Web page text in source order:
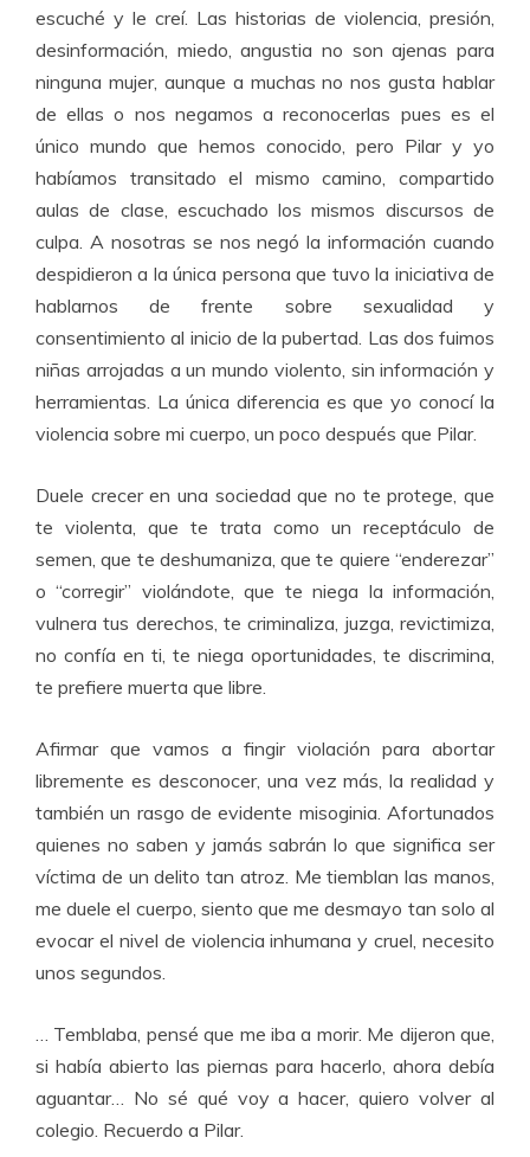
escuché y le creí. Las historias de violencia, presión,
desinformación, miedo, angustia no son ajenas para
ninguna mujer, aunque a muchas no nos gusta hablar
de ellas o nos negamos a reconocerlas pues es el
único mundo que hemos conocido, pero Pilar y yo
habíamos transitado el mismo camino, compartido
aulas de clase, escuchado los mismos discursos de
culpa. A nosotras se nos negó la información cuando
despidieron a la única persona que tuvo la iniciativa de
hablarnos de frente sobre sexualidad y
consentimiento al inicio de la pubertad. Las dos fuimos
niñas arrojadas a un mundo violento, sin información y
herramientas. La única diferencia es que yo conocí la
violencia sobre mi cuerpo, un poco después que Pilar.
Duele crecer en una sociedad que no te protege, que
te violenta, que te trata como un receptáculo de
semen, que te deshumaniza, que te quiere “enderezar”
o “corregir” violándote, que te niega la información,
vulnera tus derechos, te criminaliza, juzga, revictimiza,
no confía en ti, te niega oportunidades, te discrimina,
te prefiere muerta que libre.
Afirmar que vamos a fingir violación para abortar
libremente es desconocer, una vez más, la realidad y
también un rasgo de evidente misoginia. Afortunados
quienes no saben y jamás sabrán lo que significa ser
víctima de un delito tan atroz. Me tiemblan las manos,
me duele el cuerpo, siento que me desmayo tan solo al
evocar el nivel de violencia inhumana y cruel, necesito
unos segundos.
… Temblaba, pensé que me iba a morir. Me dijeron que,
si había abierto las piernas para hacerlo, ahora debía
aguantar… No sé qué voy a hacer, quiero volver al
colegio. Recuerdo a Pilar.